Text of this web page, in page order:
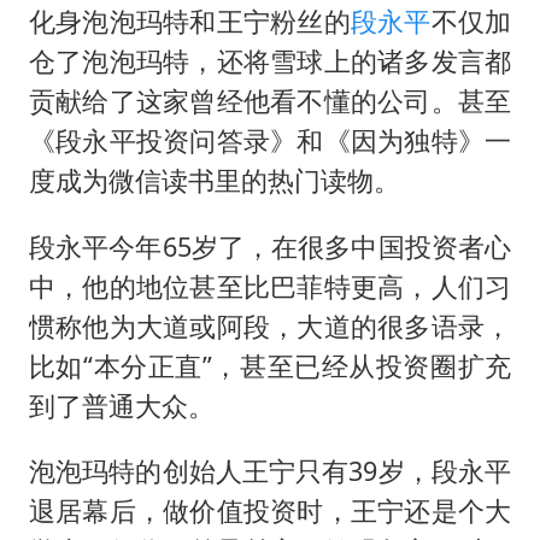
女儿为争财产堵门阻挠父亲出殡
夯实基础开新局
化身泡泡玛特和王宁粉丝的段永平不仅加
仓了泡泡玛特，还将雪球上的诸多发言都
贡献给了这家曾经他看不懂的公司。甚至
《段永平投资问答录》和《因为独特》一
度成为微信读书里的热门读物。
段永平今年65岁了，在很多中国投资者心
中，他的地位甚至比巴菲特更高，人们习
惯称他为大道或阿段，大道的很多语录，
比如“本分正直”，甚至已经从投资圈扩充
到了普通大众。
泡泡玛特的创始人王宁只有39岁，段永平
退居幕后，做价值投资时，王宁还是个大